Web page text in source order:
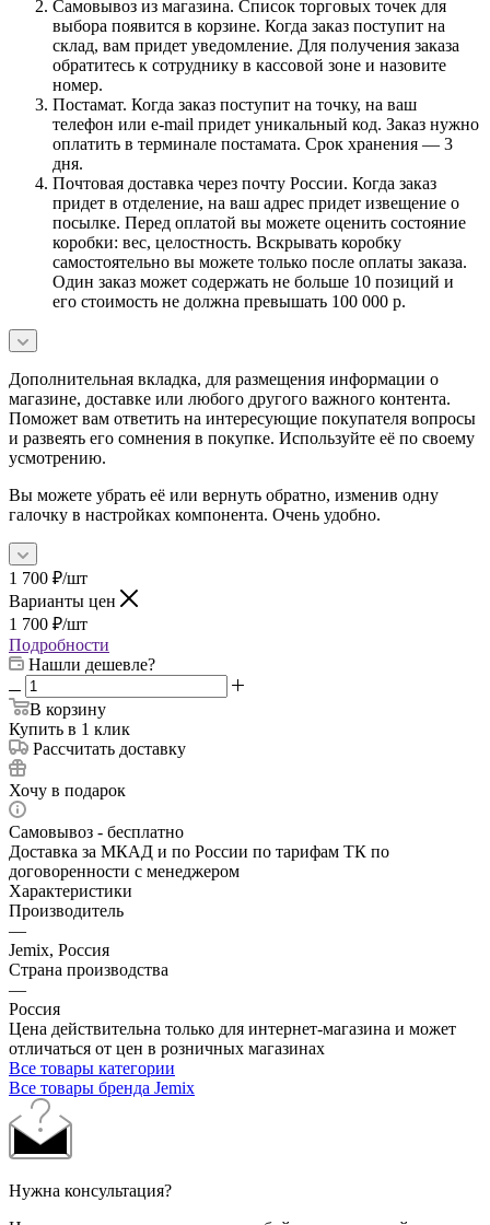
Самовывоз из магазина. Список торговых точек для
выбора появится в корзине. Когда заказ поступит на
склад, вам придет уведомление. Для получения заказа
обратитесь к сотруднику в кассовой зоне и назовите
номер.
Постамат. Когда заказ поступит на точку, на ваш
телефон или e-mail придет уникальный код. Заказ нужно
оплатить в терминале постамата. Срок хранения — 3
дня.
Почтовая доставка через почту России. Когда заказ
придет в отделение, на ваш адрес придет извещение о
посылке. Перед оплатой вы можете оценить состояние
коробки: вес, целостность. Вскрывать коробку
самостоятельно вы можете только после оплаты заказа.
Один заказ может содержать не больше 10 позиций и
его стоимость не должна превышать 100 000 р.
Дополнительная вкладка, для размещения информации о
магазине, доставке или любого другого важного контента.
Поможет вам ответить на интересующие покупателя вопросы
и развеять его сомнения в покупке. Используйте её по своему
усмотрению.
Вы можете убрать её или вернуть обратно, изменив одну
галочку в настройках компонента. Очень удобно.
1 700 ₽/шт
Варианты цен
1 700 ₽/шт
Подробности
Нашли дешевле?
В корзину
Купить в 1 клик
Рассчитать доставку
Хочу в подарок
Самовывоз - бесплатно
Доставка за МКАД и по России по тарифам ТК по
договоренности с менеджером
Характеристики
Производитель
—
Jemix, Россия
Страна производства
—
Россия
Цена действительна только для интернет-магазина и может
отличаться от цен в розничных магазинах
Все товары категории
Все товары бренда Jemix
Нужна консультация?